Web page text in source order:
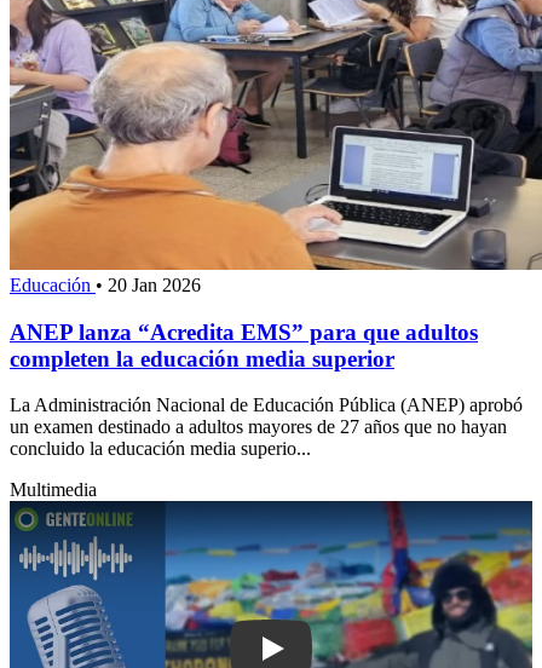
Educación • 20 Jan 2026
ANEP lanza “Acredita EMS” para que adultos
completen la educación media superior
La Administración Nacional de Educación Pública (ANEP) aprobó
un examen destinado a adultos mayores de 27 años que no hayan
concluido la educación media superio...
Multimedia
Play: El carolino Martín García